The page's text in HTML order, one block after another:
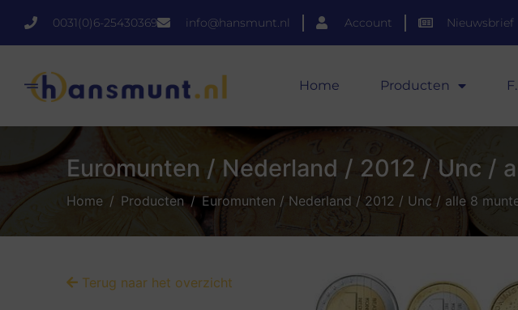
0031(0)6-25430369 info@hansmunt.nl Account Nieuwsbrief
Home Producten
Euromunten / Nederland / 2012 / Unc /
Home Producten Euromunten / Nederland / 2012 / Unc / alle 8
Terug naar het overzicht